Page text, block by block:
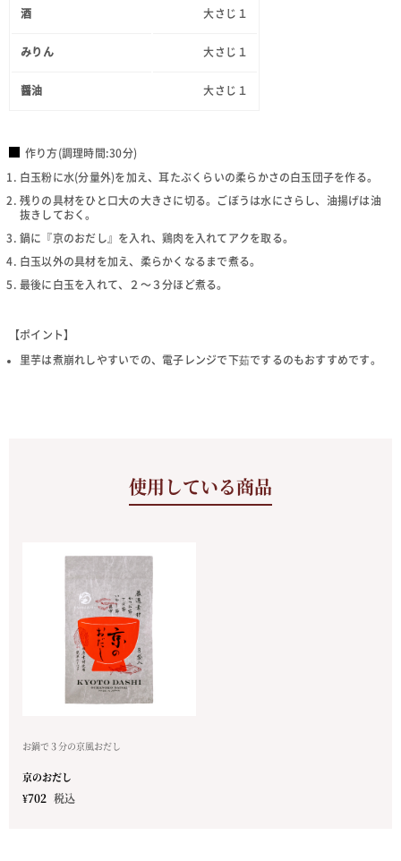
酒 大さじ１
みりん 大さじ１
醤油 大さじ１
作り方(調理時間:30分)
白玉粉に水(分量外)を加え、耳たぶくらいの柔らかさの白玉団子を作る。
残りの具材をひと口大の大きさに切る。ごぼうは水にさらし、油揚げは油
抜きしておく。
鍋に『京のおだし』を入れ、鶏肉を入れてアクを取る。
白玉以外の具材を加え、柔らかくなるまで煮る。
最後に白玉を入れて、２～３分ほど煮る。
【ポイント】
里芋は煮崩れしやすいでの、電子レンジで下茹でするのもおすすめです。
使用している商品
お鍋で３分の京風おだし
京のおだし
¥702 税込